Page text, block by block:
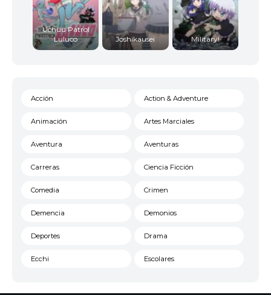
Uchuu Patrol
Luluco
Joshikausei Military!
Acción Action & Adventure
Animación Artes Marciales
Aventura Aventuras
Carreras Ciencia Ficción
Comedia Crimen
Demencia Demonios
Deportes Drama
Ecchi Escolares